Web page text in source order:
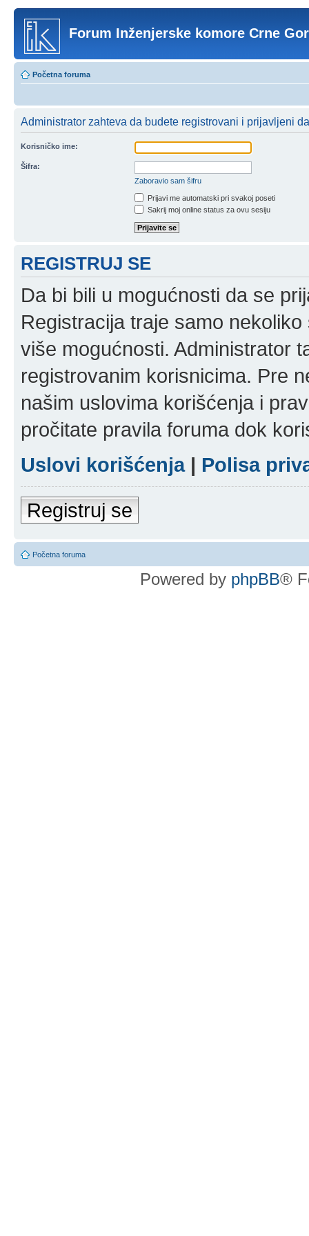
Forum Inženjerske komore Crne
Početna foruma
Administrator zahteva da budete registrovani i prijavljeni
Korisničko ime:
Šifra:
Zaboravio sam šifru
Prijavi me automatski pri svakoj poseti
Sakrij moj online status za ovu sesiju
REGISTRUJ SE
Da bi bili u mogućnosti da se
Registracija traje samo
više mogućnosti. Administrator
registrovanim korisnicima. Pre
našim uslovima korišćenja i
pročitate pravila foruma dok
Uslovi korišćenja| Polisa
Registruj se
Početna foruma
Powered by phpBB®